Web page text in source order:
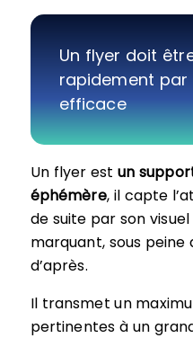
Un flyer doit
rapidement
efficace
Un flyer estun
éphémère, il capte
de suite par son
marquant, sous peine
d’après.
Il transmet un
pertinentes à un